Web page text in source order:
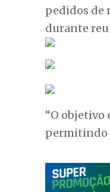
pedidos de
durante
“O objetivo
permitindo